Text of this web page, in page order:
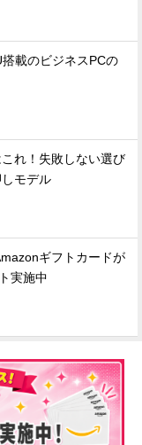
載のビジネスPCの
れ！失敗しない選び
モデル
ギフトカードが
実施中